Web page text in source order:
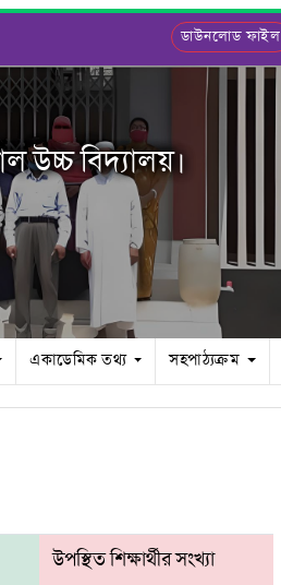
ডাউনলোড ফাইল
উচ্চ বিদ্যালয়।
একাডেমিক তথ্য সহপাঠ্যক্রম
উপস্থিত শিক্ষার্থীর সংখ্যা